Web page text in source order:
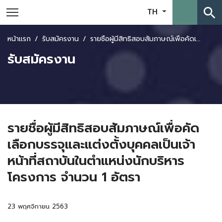
TH search
หน้าแรก รับสมัครงาน รายชื่อผู้มีสิทธิสอบสัมภาษณ์เพื่อคัดเลือกบรรจุและแต่งตั้งบุคคลเป็นเจ้าหน้าที่สถาบันในตำแหน่งนักบริหารโครงการ จำนวน 1 อัตรา
รับสมัครงาน
รายชื่อผู้มีสิทธิสอบสัมภาษณ์เพื่อคัด
เลือกบรรจุและแต่งตั้งบุคคลเป็นเจ้า
หน้าที่สถาบันในตำแหน่งนักบริหาร
โครงการ จำนวน 1 อัตรา
23 พฤศจิกายน 2563